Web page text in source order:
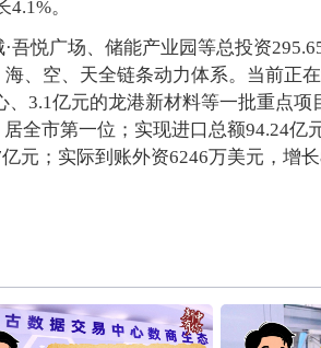
。
吾悦广场、储能产业园等总投资
、空、天全链条动力体系。当前正
3.1亿元的龙港新材料等一批重点
全市第一位；实现进口总额94.24
元；实际到账外资6246万美元，增长